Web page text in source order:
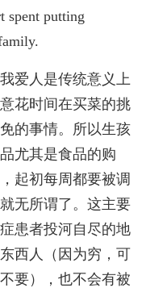
spent putting
爱人是传统意义上
花时间在买菜的挑
的事情。所以生孩
尤其是食品的购
起初每周都要被调
无所谓了。这主要
患者投河自尽的地
西人（因为穷，可
要），也不会有被